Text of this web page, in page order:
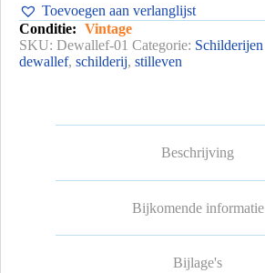
Toevoegen aan verlanglijst
Conditie: Vintage
SKU: Dewallef-01 Categorie: Schilderijen
dewallef, schilderij, stilleven
Beschrijving
Bijkomende informatie
Bijlage's